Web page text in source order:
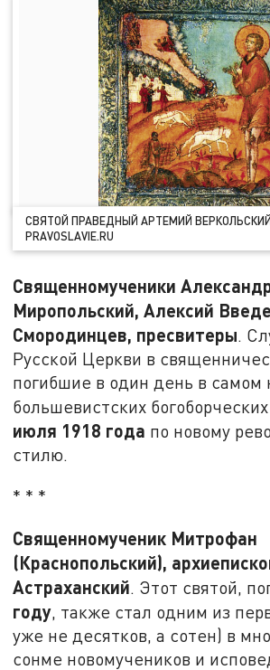
СВЯТОЙ ПРАВЕДНЫЙ АРТЕМИЙ
PRAVOSLAVIE.RU
Священномученики
Миропольский, Алексий
Смородинцев, пресвитеры.
Русской Церкви в
погибшие в один день в самом
большевистских
июля 1918 года по новому
стилю.
* * *
Священномученик Митрофан
(Краснопольский),
Астраханский. Этот святой,
году, также стал одним из
уже не десятков, а сотен) в
сонме новомучеников и